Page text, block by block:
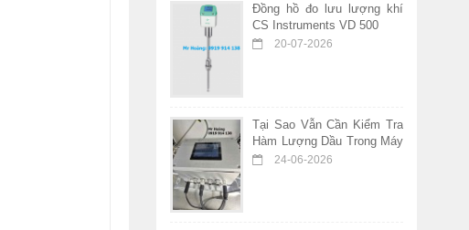
Đồng hồ đo lưu lượng khí
CS Instruments VD 500
20-07-2026
Tại Sao Vẫn Cần Kiểm Tra
Hàm Lượng Dầu Trong Máy
Nén Khí Không Dầu?
24-06-2026